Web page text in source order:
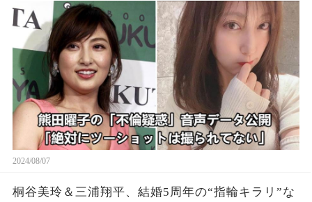
2024/08/07
桐谷美玲＆三浦翔平、結婚5周年の“指輪キラリ”な